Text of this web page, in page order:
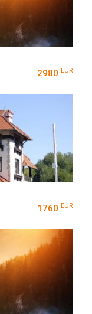
2980 EUR
1760 EUR